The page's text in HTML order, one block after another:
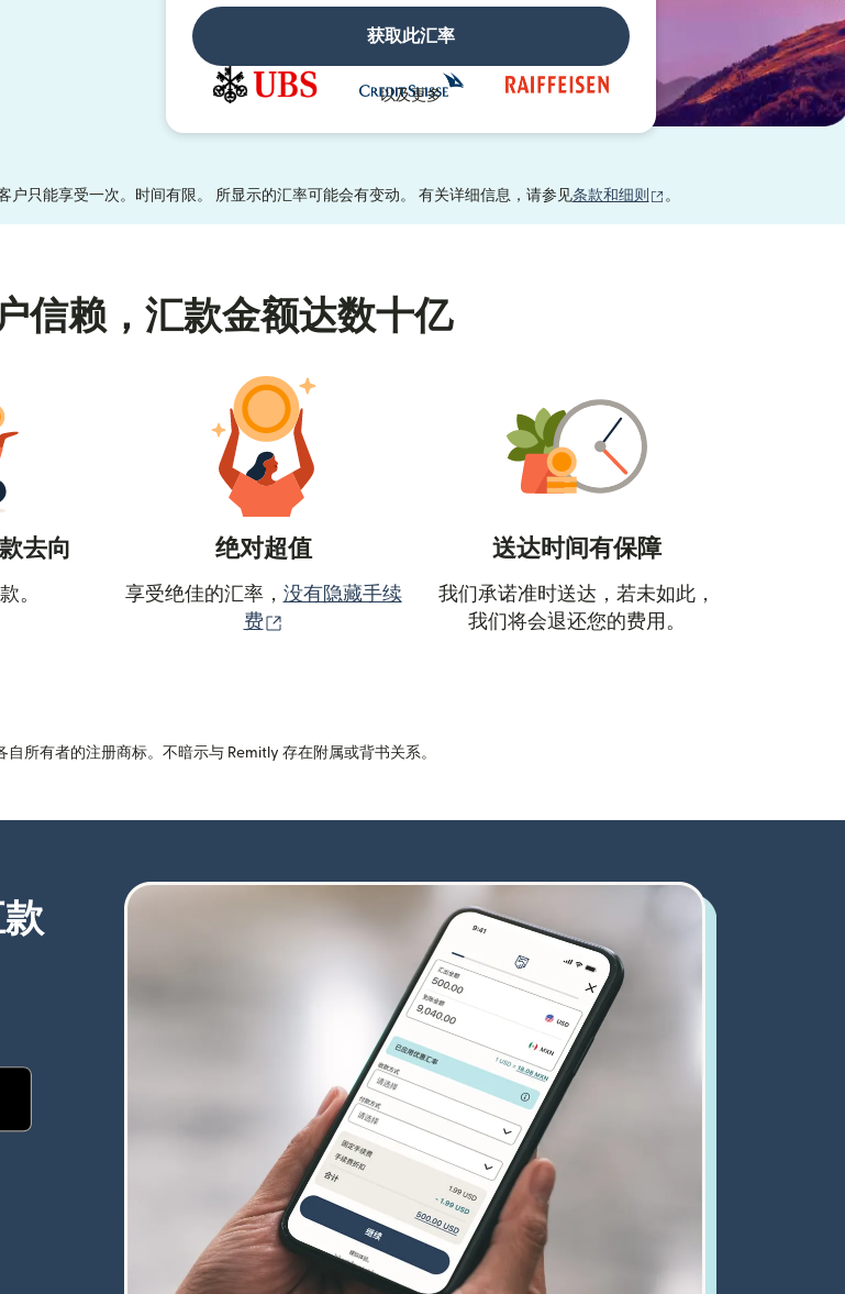
获取此汇率
以及更多
只能享受一次。时间有限。 所显示的汇率可能会有变动。 有关详细信息，请参见条款和细则 （在新窗口中打开）
。
信赖，汇款金额达数十亿
去向
。
绝对超值
享受绝佳的汇率， 没有隐藏手续
费
送达时间有保障
我们承诺准时送达，若未如此，
我们将会退还您的费用。
所有者的注册商标。不暗示与 Remitly 存在附属或背书关系。